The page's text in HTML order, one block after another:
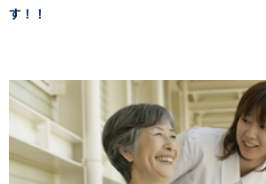
す！！